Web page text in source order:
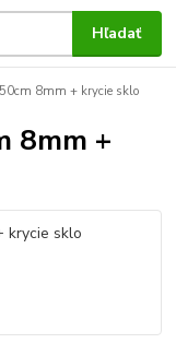
Hľadať
8mm + krycie sklo
8mm +